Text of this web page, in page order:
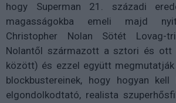
hogy Superman 21. századi
magasságokba emeli majd
Christopher Nolan Sötét Lovag-
Nolantől származott a sztori és ott
között) és ezzel együtt megmutatják
blockbustereinek, hogy hogyan kell
elgondolkodtató, realista